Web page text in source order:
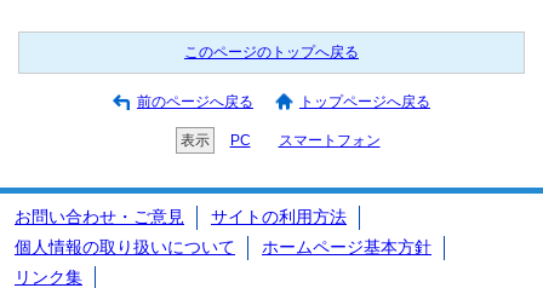
このページのトップへ戻る
前のページへ戻る トップページへ戻る
表示 PC スマートフォン
お問い合わせ・ご意見
サイトの利用方法
個人情報の取り扱いについて
ホームページ基本方針
リンク集